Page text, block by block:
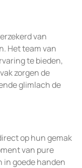
van
Het team van
te bieden,
zorgen de
glimlach de
op hun gemak
van pure
in goede handen